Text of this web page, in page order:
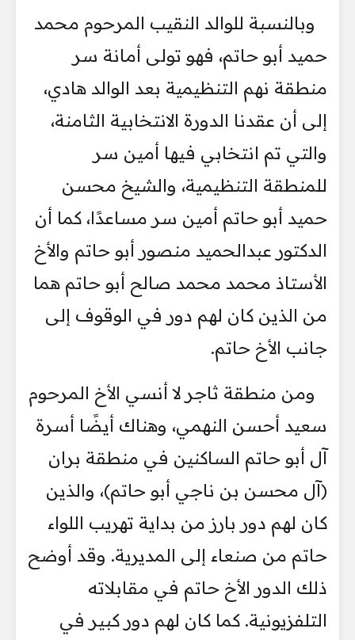
وبالنسبة للوالد النقيب المرحوم محمد
حميد أبو حاتم، فهو تولى أمانة سر
منطقة نهم التنظيمية بعد الوالد هادي،
إلى أن عقدنا الدورة الانتخابية الثامنة،
والتي تم انتخابي فيها أمين سر
للمنطقة التنظيمية، والشيخ محسن
حميد أبو حاتم أمين سر مساعدًا، كما أن
الدكتور عبدالحميد منصور أبو حاتم والأخ
الأستاذ محمد محمد صالح أبو حاتم هما
من الذين كان لهم دور في الوقوف إلى
جانب الأخ حاتم.
ومن منطقة ثاجر لا أنسي الأخ المرحوم
سعيد أحسن النهمي، وهناك أيضًا أسرة
آل أبو حاتم الساكنين في منطقة بران
(آل محسن بن ناجي أبو حاتم)، والذين
كان لهم دور بارز من بداية تهريب اللواء
حاتم من صنعاء إلى المديرية. وقد أوضح
ذلك الدور الأخ حاتم في مقابلاته
التلفزيونية. كما كان لهم دور كبير في